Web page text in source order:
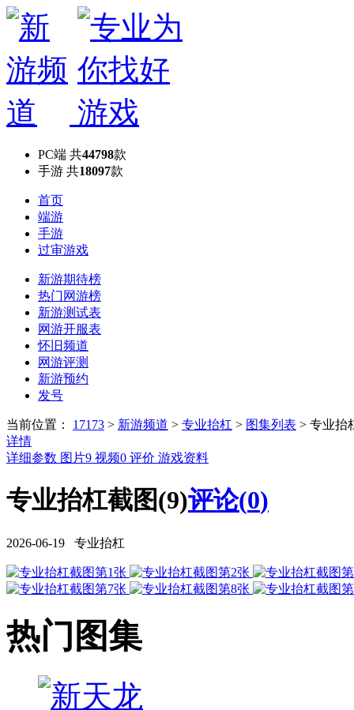
PC端 共44798款
手游 共18097款
首页
端游
手游
过审游戏
新游期待榜
热门网游榜
新游测试表
网游开服表
怀旧频道
网游评测
新游预约
发号
当前位置： 17173 > 新游频道 > 专业抬杠 > 图集列表 > 专业抬
详情
详细参数 图片9 视频0 评价 游戏资料
专业抬杠截图(9)评论(0)
2026-06-19 专业抬杠
热门图集